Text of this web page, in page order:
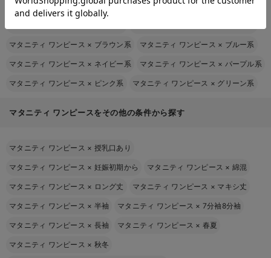
マタニティ ワンピース ×ブラック系 マタニティ ワンピース ×ホワイト系
マタニティ ワンピース × ブラウン系 マタニティ ワンピース × ブルー系
マタニティ ワンピース × ネイビー系 マタニティ ワンピース × パープル系
マタニティ ワンピース × ピンク系 マタニティ ワンピース × グリーン系
マタニティ ワンピースをその他の条件から探す
マタニティ ワンピース × 授乳口あり
マタニティ ワンピース × 妊娠初期から マタニティ ワンピース × 綿混
マタニティ ワンピース × ロング丈 マタニティ ワンピース × マキシ丈
マタニティ ワンピース × 半袖 マタニティ ワンピース × 7分袖8分袖
マタニティ ワンピース × 長袖 マタニティ ワンピース × 春夏
マタニティ ワンピース × 秋冬